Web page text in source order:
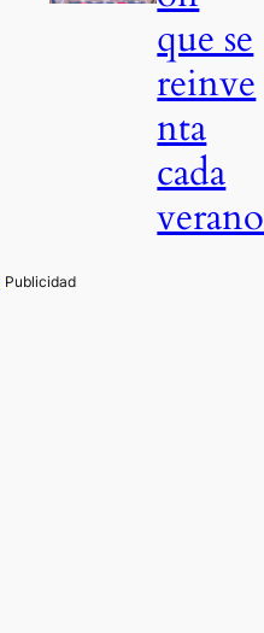
que se
reinve
nta
cada
verano